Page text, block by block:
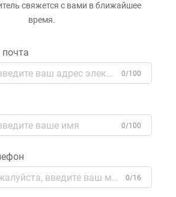
свяжется с вами в ближайшее
время.
0/100
0/100
0/16